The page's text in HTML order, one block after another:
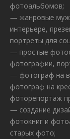
фотоальбомов;
— жанровые
интерьере,
портреты для
— простые
фотографии,
— фотограф на
фотограф на
фоторепортаж
— создание
фотокниг и
старых фото;